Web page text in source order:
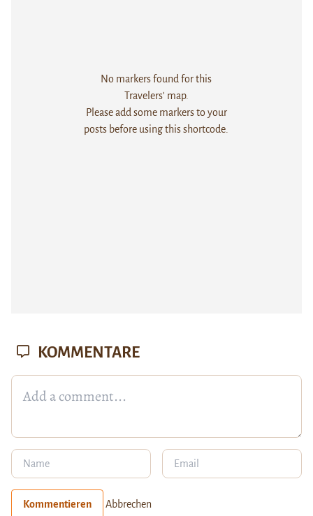
No markers found for this
Travelers' map.
Please add some markers to your
posts before using this shortcode.
KOMMENTARE
Kommentieren Abbrechen